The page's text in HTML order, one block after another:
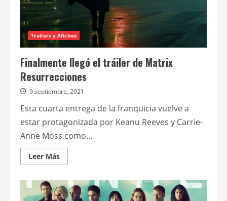
Trailers y Afiches
Finalmente llegó el tráiler de Matrix
Resurrecciones
9 septiembre, 2021
Esta cuarta entrega de la franquicia vuelve a
estar protagonizada por Keanu Reeves y Carrie-
Anne Moss como...
Leer MásLeer
más
Finalmente
llegó
el